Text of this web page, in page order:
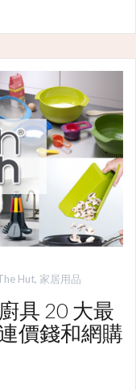
Hut, 家居用品
具 20 大最
價錢和網購